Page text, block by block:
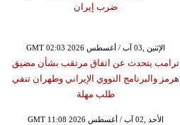
ضرب إيران
GMT 02:03 2026 الإثنين ,03 آب / أغسطس
ترامب يتحدث عن اتفاق مرتقب بشأن مضيق
هرمز والبرنامج النووي الإيراني وطهران تنفي
طلب مهلة
GMT 11:08 2026 الأحد ,02 آب / أغسطس